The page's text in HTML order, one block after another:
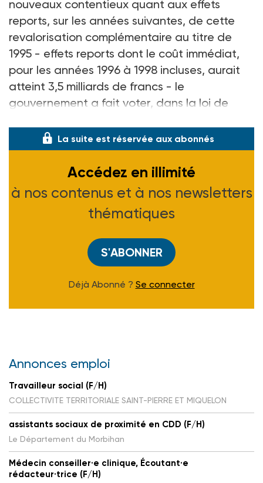
nouveaux contentieux quant aux effets
reports, sur les années suivantes, de cette
revalorisation complémentaire au titre de
1995 - effets reports dont le coût immédiat,
pour les années 1996 à 1998 incluses, aurait
atteint 3,5 milliards de francs - le
gouvernement a fait voter, dans la loi de
La suite est réservée aux abonnés
Accédez en illimité
à nos contenus et à nos newsletters
thématiques
S'ABONNER
Déjà Abonné ? Se connecter
Annonces emploi
Travailleur social (F/H)
COLLECTIVITE TERRITORIALE SAINT-PIERRE ET MIQUELON
assistants sociaux de proximité en CDD (F/H)
Le Département du Morbihan
Médecin conseiller·e clinique, Écoutant·e
rédacteur·trice (F/H)